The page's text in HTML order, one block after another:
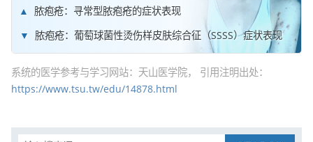
脓疱疮：寻常型脓疱疮的症状表现
脓疱疮：葡萄球菌性烫伤样皮肤综合征（SSSS）症状表现
系统的医学参考与学习网站：天山医学院， 引用注明出处：
https://www.tsu.tw/edu/14878.html